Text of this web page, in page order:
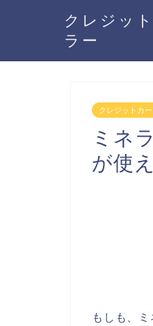
クレジッ
ラー
クレジットカー
ミネ
が使
もしも、